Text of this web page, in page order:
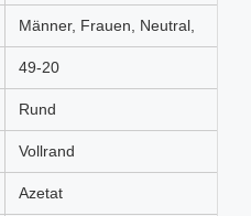
Männer, Frauen, Neutral,
49-20
Rund
Vollrand
Azetat